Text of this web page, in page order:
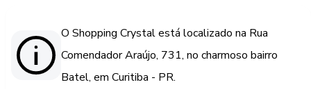
O Shopping Crystal está localizado na Rua
Comendador Araújo, 731, no charmoso bairro
Batel, em Curitiba - PR.